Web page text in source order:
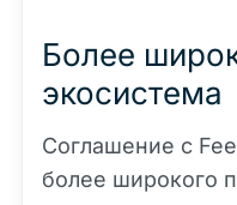
Более
экосистема
Соглашение с
более широкого